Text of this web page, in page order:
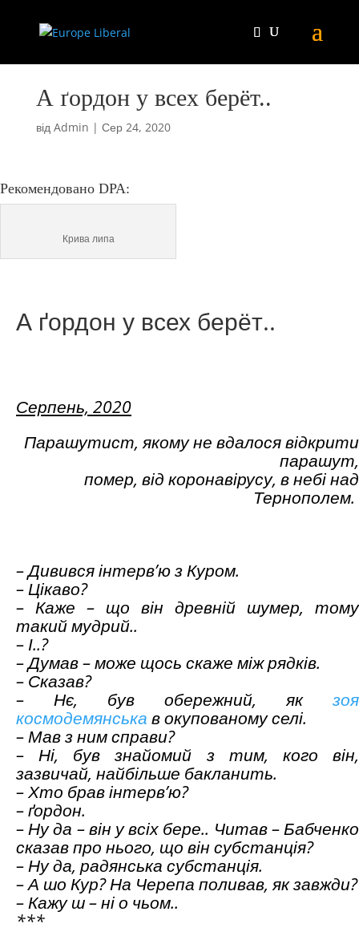
А ґордон у всех берёт..
від Admin | Сер 24, 2020
Рекомендовано DPA:
Крива липа
А ґордон у всех берёт..
Серпень, 2020
Парашутист, якому не вдалося відкрити
парашут,
помер, від коронавірусу, в небі над
Тернополем.
– Дивився інтерв’ю з Куром.
– Цікаво?
– Каже – що він древній шумер, тому
такий мудрий..
– І..?
– Думав – може щось скаже між рядків.
– Сказав?
– Нє, був обережний, як зоя
космодемянська в окупованому селі.
– Мав з ним справи?
– Ні, був знайомий з тим, кого він,
зазвичай, найбільше бакланить.
– Хто брав інтерв’ю?
– ґордон.
– Ну да – він у всіх бере.. Читав–Бабченко
сказав про нього, що він субстанція?
– Ну да, радянська субстанція.
– А шо Кур? На Черепа поливав, як завжди?
– Кажу ш – ні о чьом..
***